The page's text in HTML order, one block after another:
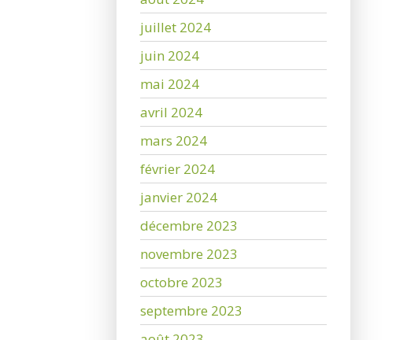
juillet 2024
juin 2024
mai 2024
avril 2024
mars 2024
février 2024
janvier 2024
décembre 2023
novembre 2023
octobre 2023
septembre 2023